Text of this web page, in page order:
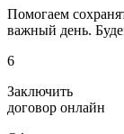
Помогаем
важный день.
6
Заключить
договор онлайн